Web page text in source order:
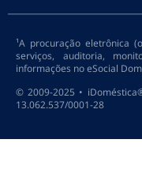
¹A procuração eletrônica
serviços, auditoria,
informações no eSocial
© 2009-2025 •
13.062.537/0001-28